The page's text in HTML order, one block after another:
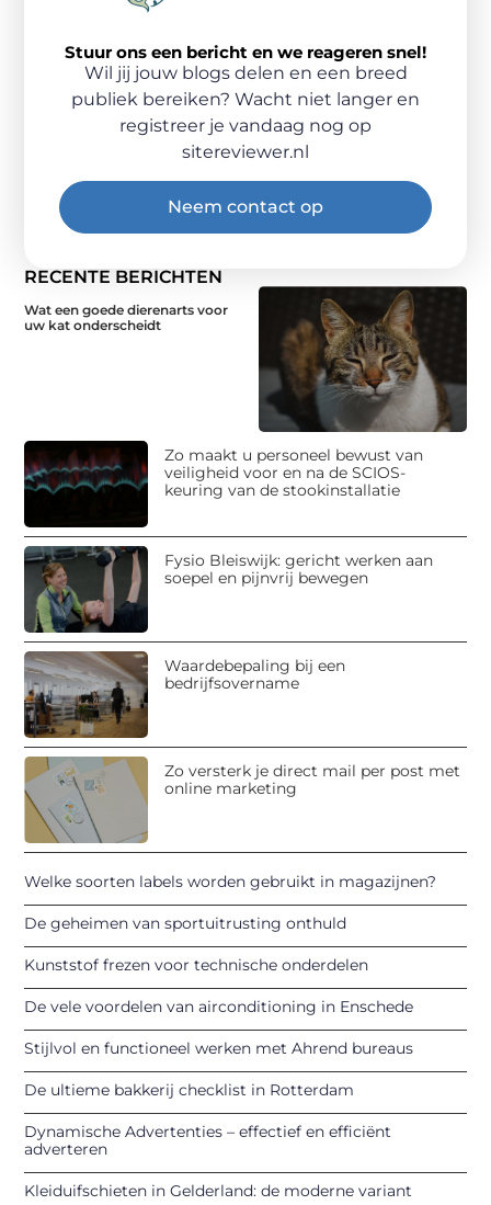
RECENTE BERICHTEN
Wat een goede dierenarts voor
uw kat onderscheidt
Zo maakt u personeel bewust van
veiligheid voor en na de SCIOS-
keuring van de stookinstallatie
Fysio Bleiswijk: gericht werken aan
soepel en pijnvrij bewegen
Waardebepaling bij een
bedrijfsovername
Zo versterk je direct mail per post met
online marketing
Welke soorten labels worden gebruikt in magazijnen?
De geheimen van sportuitrusting onthuld
Kunststof frezen voor technische onderdelen
De vele voordelen van airconditioning in Enschede
Stijlvol en functioneel werken met Ahrend bureaus
De ultieme bakkerij checklist in Rotterdam
Dynamische Advertenties – effectief en efficiënt
adverteren
Kleiduifschieten in Gelderland: de moderne variant
Stuur ons een bericht en we reageren snel!
Wil jij jouw blogs delen en een breed
publiek bereiken? Wacht niet langer en
registreer je vandaag nog op
sitereviewer.nl
Neem contact op